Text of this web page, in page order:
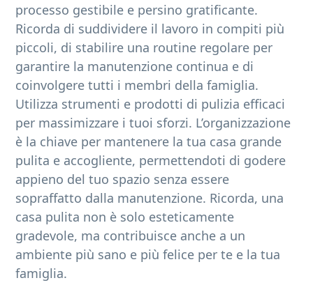
processo gestibile e persino gratificante.
Ricorda di suddividere il lavoro in compiti più
piccoli, di stabilire una routine regolare per
garantire la manutenzione continua e di
coinvolgere tutti i membri della famiglia.
Utilizza strumenti e prodotti di pulizia efficaci
per massimizzare i tuoi sforzi. L’organizzazione
è la chiave per mantenere la tua casa grande
pulita e accogliente, permettendoti di godere
appieno del tuo spazio senza essere
sopraffatto dalla manutenzione. Ricorda, una
casa pulita non è solo esteticamente
gradevole, ma contribuisce anche a un
ambiente più sano e più felice per te e la tua
famiglia.